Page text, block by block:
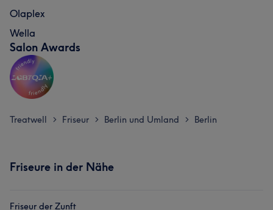
Olaplex
Wella
Salon Awards
Treatwell > Friseur > Berlin und Umland > Berlin
Friseure in der Nähe
Friseur der Zunft